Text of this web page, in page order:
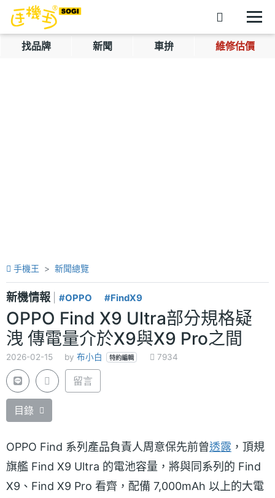
找品牌 新聞 車拚 維修估價
手機王 新聞總覽
新機情報 #OPPO #FindX9
OPPO Find X9 Ultra部分規格疑
洩 傳電量介於X9與X9 Pro之間
2026-02-15 by 布小白 特約編輯 7934
留言
目錄
OPPO Find 系列產品負責人周意保先前曾透露 ，頂規
旗艦 Find X9 Ultra 的電池容量，將與同系列的 Find
X9、Find X9 Pro 看齊，配備 7,000mAh 以上的大電